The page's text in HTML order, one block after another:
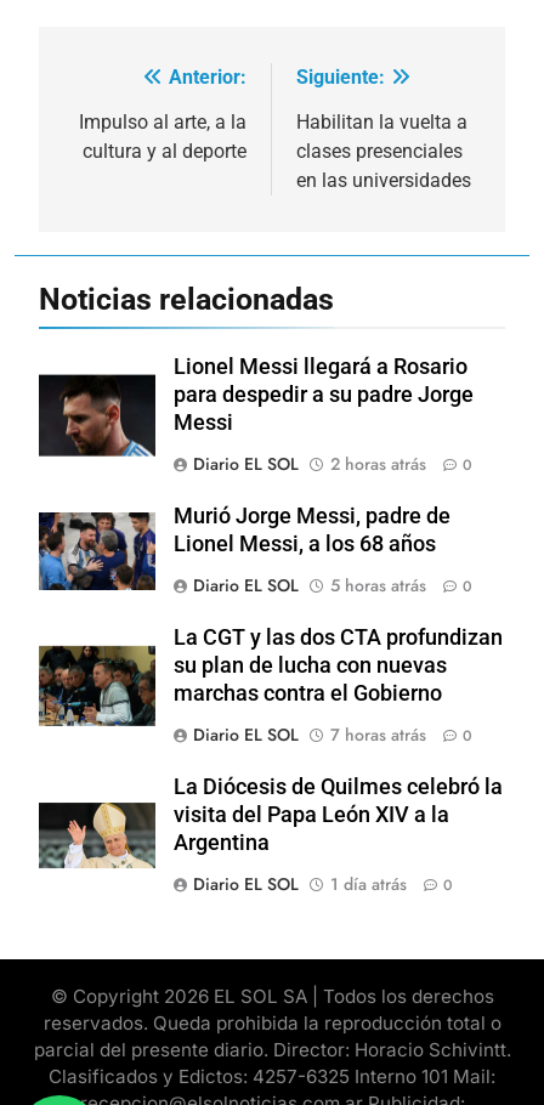
Navegación
de
entradas
Anterior:
Impulso al arte, a la
cultura y al deporte
Siguiente:
Habilitan la vuelta a
clases presenciales
en las universidades
Noticias relacionadas
Lionel Messi llegará a Rosario
para despedir a su padre Jorge
Messi
Diario EL SOL
2 horas atrás 0
Murió Jorge Messi, padre de
Lionel Messi, a los 68 años
Diario EL SOL
5 horas atrás 0
La CGT y las dos CTA profundizan
su plan de lucha con nuevas
marchas contra el Gobierno
Diario EL SOL
7 horas atrás 0
La Diócesis de Quilmes celebró la
visita del Papa León XIV a la
Argentina
Diario EL SOL
1 día atrás 0
© Copyright 2026 EL SOL SA | Todos los derechos
reservados. Queda prohibida la reproducción total o
parcial del presente diario. Director: Horacio Schivintt.
Clasificados y Edictos: 4257-6325 Interno 101 Mail: